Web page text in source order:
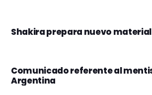
Shakira prepara nuevo
Comunicado referente al
Argentina